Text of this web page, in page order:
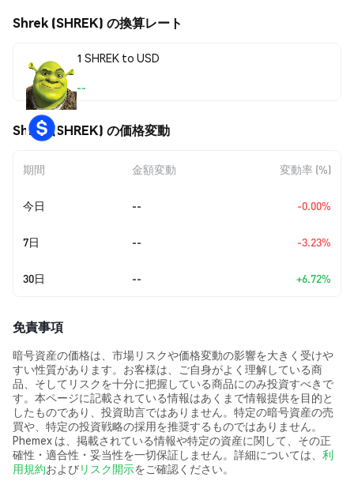
Shrek (SHREK) の換算レート
1 SHREK to USD
--
Shrek (SHREK) の価格変動
期間 金額変動 変動率 (%)
今日 -- -0.00%
7日 -- -3.23%
30日 -- +6.72%
免責事項
暗号資産の価格は、市場リスクや価格変動の影響を大きく受けや
すい性質があります。お客様は、ご自身がよく理解している商
品、そしてリスクを十分に把握している商品にのみ投資すべきで
す。本ページに記載されている情報はあくまで情報提供を目的と
したものであり、投資助言ではありません。特定の暗号資産の売
買や、特定の投資戦略の採用を推奨するものではありません。
Phemex は、掲載されている情報や特定の資産に関して、その正
確性・適合性・妥当性を一切保証しません。詳細については、 利
用規約およびリスク開示をご確認ください。